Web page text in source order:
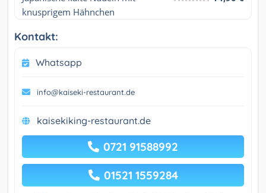
knusprigem Hähnchen
Kontakt:
Whatsapp
info@kaiseki-restaurant.de
kaisekiking-restaurant.de
0721 91588992
01521 1559284